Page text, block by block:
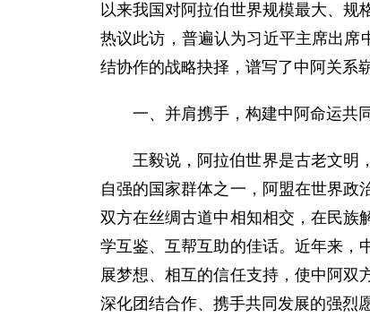
以来我国对阿拉伯世界规模最大、规
热议此访，普遍认为习近平主席出席
结协作的战略抉择，谱写了中阿关系
一、并肩携手，构建中阿命运共
王毅说，阿拉伯世界是古老文明
自强的国家群体之一，阿盟在世界政
双方在丝绸古道中相知相交，在民族
学互鉴、互帮互助的佳话。近年来，
展梦想、相互的信任支持，使中阿双
深化团结合作、携手共同发展的强烈